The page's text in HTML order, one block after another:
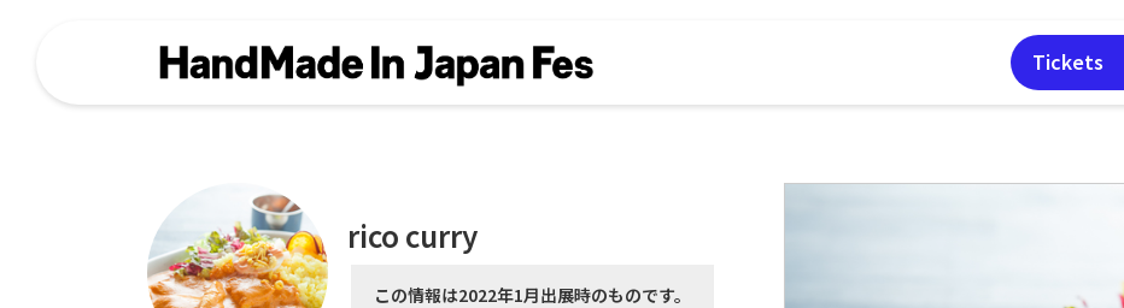
Tickets
rico curry
この情報は2022年1月出展時のものです。